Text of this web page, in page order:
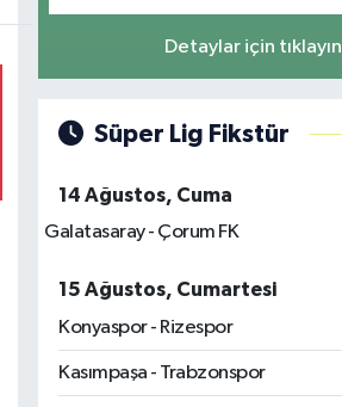
Detaylar için tıklayın
Süper Lig Fikstür
14 Ağustos, Cuma
Galatasaray - Çorum FK
15 Ağustos, Cumartesi
Konyaspor - Rizespor
Kasımpaşa - Trabzonspor